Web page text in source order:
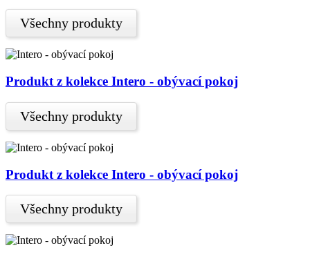
Všechny produkty
Produkt z kolekce Intero - obývací pokoj
Všechny produkty
Produkt z kolekce Intero - obývací pokoj
Všechny produkty